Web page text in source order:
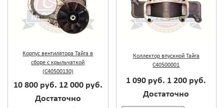
Корпус вентилятора Тайга в
сборе с крыльчаткой
(С40500130)
10 800 руб. 12 000 руб.
Достаточно
Коллектор впускной Тайга
С40500001
1 090 руб. 1 200 руб.
Достаточно